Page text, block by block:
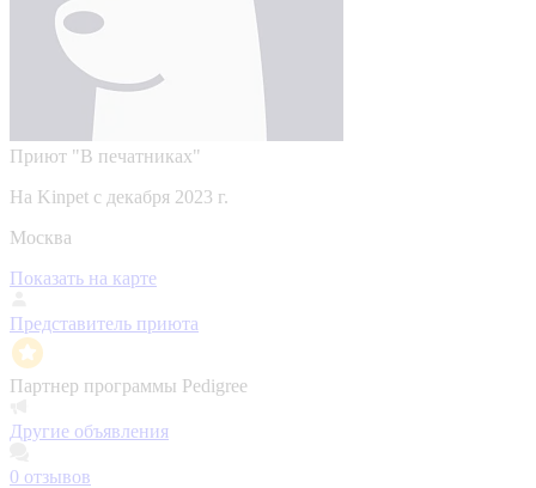
Приют "В печатниках"
На Kinpet c декабря 2023 г.
Москва
Показать на карте
Представитель приюта
Партнер программы Pedigree
Другие объявления
0 отзывов